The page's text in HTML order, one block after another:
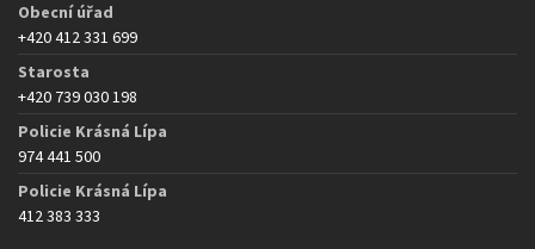
Obecní úřad
+420 412 331 699
Starosta
+420 739 030 198
Policie Krásná Lípa
974 441 500
Policie Krásná Lípa
412 383 333